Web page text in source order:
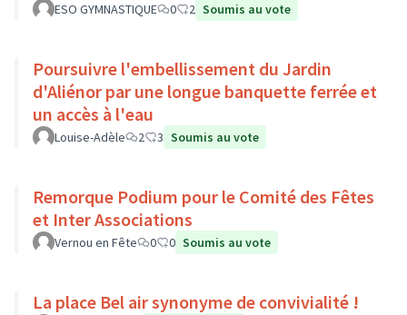
ESO GYMNASTIQUE 0 2 Soumis au vote
Poursuivre l'embellissement du Jardin
d'Aliénor par une longue banquette ferrée et
un accès à l'eau
Louise-Adèle 2 3 Soumis au vote
Remorque Podium pour le Comité des Fêtes
et Inter Associations
Vernou en Fête 0 0 Soumis au vote
La place Bel air synonyme de convivialité !